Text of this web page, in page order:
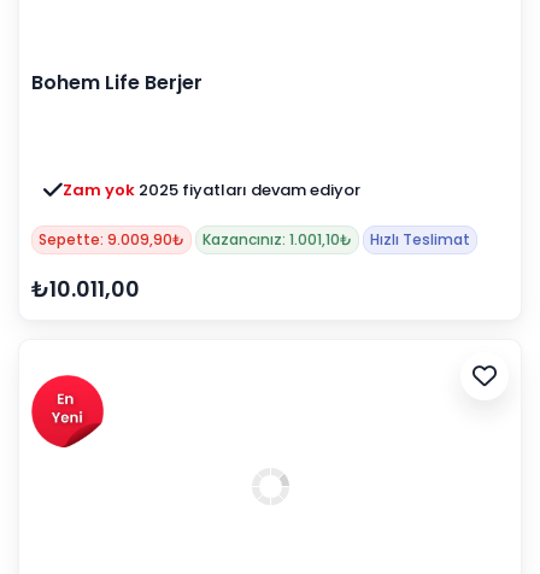
Bohem Life Berjer
Zam yok 2025 fiyatları devam ediyor
Sepette: 9.009,90₺ Kazancınız: 1.001,10₺ Hızlı Teslimat
₺10.011,00